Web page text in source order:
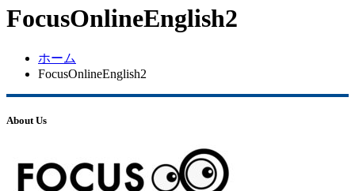
FocusOnlineEnglish2
ホーム
FocusOnlineEnglish2
About Us